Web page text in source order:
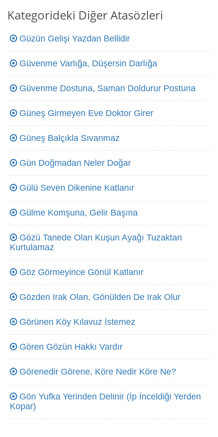
Kategorideki Diğer Atasözleri
Güzün Gelişi Yazdan Bellidir
Güvenme Varlığa, Düşersin Darlığa
Güvenme Dostuna, Saman Doldurur Postuna
Güneş Girmeyen Eve Doktor Girer
Güneş Balçıkla Sıvanmaz
Gün Doğmadan Neler Doğar
Gülü Seven Dikenine Katlanır
Gülme Komşuna, Gelir Başına
Gözü Tanede Olan Kuşun Ayağı Tuzaktan
Kurtulamaz
Göz Görmeyince Gönül Katlanır
Gözden Irak Olan, Gönülden De Irak Olur
Görünen Köy Kılavuz İstemez
Gören Gözün Hakkı Vardır
Görenedir Görene, Köre Nedir Köre Ne?
Gön Yufka Yerinden Delinir (İp İnceldiği Yerden
Kopar)